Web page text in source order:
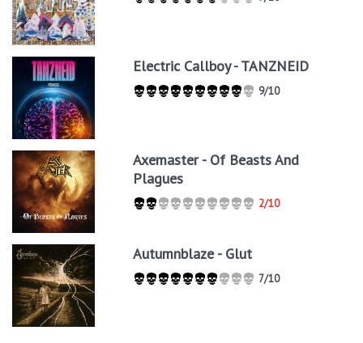
Electric Callboy - TANZNEID
9/10
Axemaster - Of Beasts And
Plagues
2/10
Autumnblaze - Glut
7/10